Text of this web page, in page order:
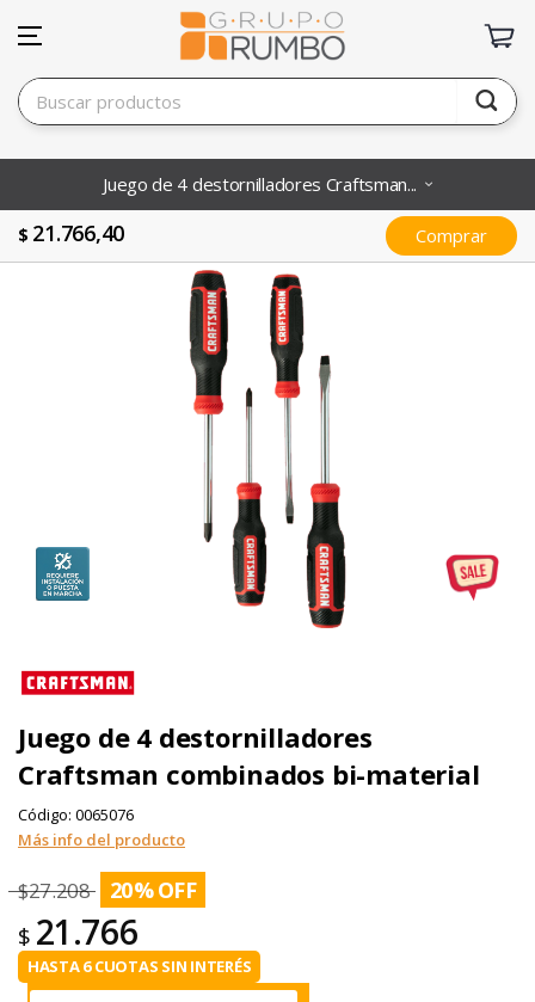
Juego de 4 destornilladores Craftsman...
Comprar
$ 21.766,40
Juego de 4 destornilladores
Craftsman combinados bi-material
Código: 0065076
Más info del producto
$27.208 20%
$ 21.766
HASTA 6 CUOTAS SIN INTERÉS